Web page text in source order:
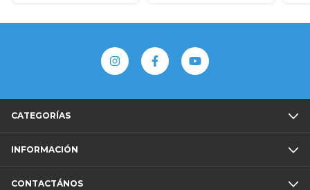
CATEGORÍAS
INFORMACIÓN
CONTACTÁNOS